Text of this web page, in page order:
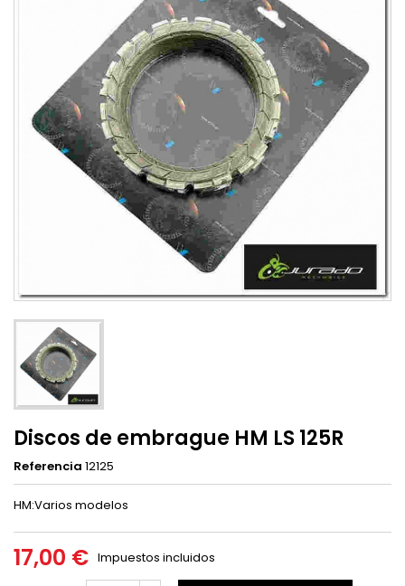
Discos de embrague HM LS 125R
Referencia 12125
HM:Varios modelos
17,00 € Impuestos incluidos